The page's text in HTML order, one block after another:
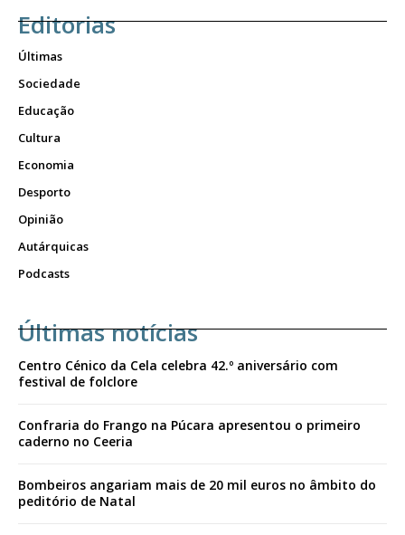
Editorias
Últimas
Sociedade
Educação
Cultura
Economia
Desporto
Opinião
Autárquicas
Podcasts
Últimas notícias
Centro Cénico da Cela celebra 42.º aniversário com
festival de folclore
Confraria do Frango na Púcara apresentou o primeiro
caderno no Ceeria
Bombeiros angariam mais de 20 mil euros no âmbito do
peditório de Natal